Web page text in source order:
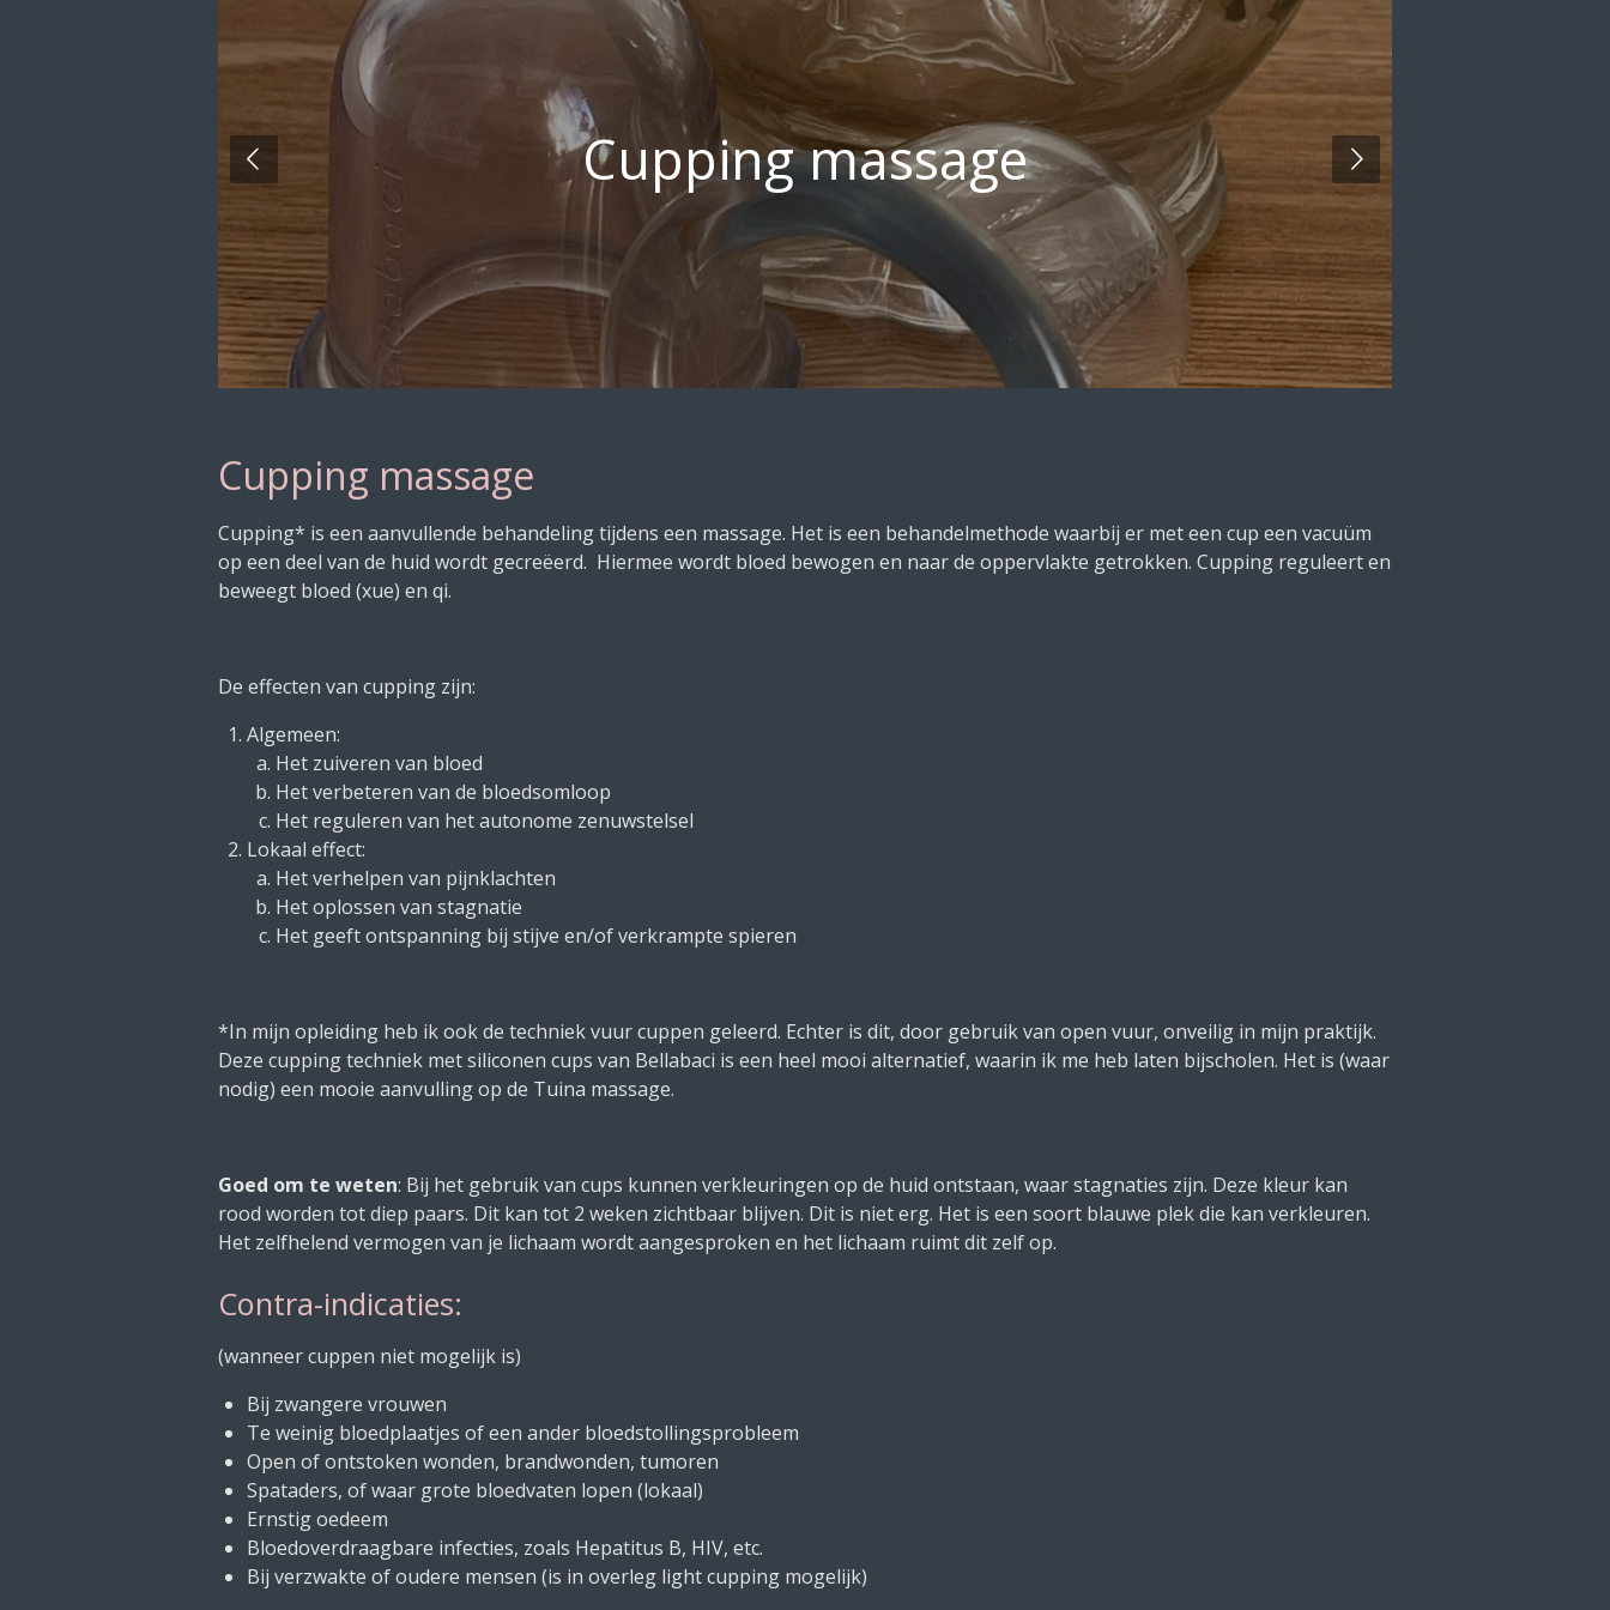
Cupping massage
Cupping massage
Cupping* is een aanvullende behandeling tijdens een massage. Het is een behandelmethode waarbij er met een cup een vacuüm
op een deel van de huid wordt gecreëerd. Hiermee wordt bloed bewogen en naar de oppervlakte getrokken. Cupping reguleert en
beweegt bloed (xue) en qi.
De effecten van cupping zijn:
Algemeen:
Het zuiveren van bloed
Het verbeteren van de bloedsomloop
Het reguleren van het autonome zenuwstelsel
Lokaal effect:
Het verhelpen van pijnklachten
Het oplossen van stagnatie
Het geeft ontspanning bij stijve en/of verkrampte spieren
*In mijn opleiding heb ik ook de techniek vuur cuppen geleerd. Echter is dit, door gebruik van open vuur, onveilig in mijn praktijk.
Deze cupping techniek met siliconen cups van Bellabaci is een heel mooi alternatief, waarin ik me heb laten bijscholen. Het is (waar
nodig) een mooie aanvulling op de Tuina massage.
Goed om te weten: Bij het gebruik van cups kunnen verkleuringen op de huid ontstaan, waar stagnaties zijn. Deze kleur kan
rood worden tot diep paars. Dit kan tot 2 weken zichtbaar blijven. Dit is niet erg. Het is een soort blauwe plek die kan verkleuren.
Het zelfhelend vermogen van je lichaam wordt aangesproken en het lichaam ruimt dit zelf op.
Contra-indicaties:
(wanneer cuppen niet mogelijk is)
Bij zwangere vrouwen
Te weinig bloedplaatjes of een ander bloedstollingsprobleem
Open of ontstoken wonden, brandwonden, tumoren
Spataders, of waar grote bloedvaten lopen (lokaal)
Ernstig oedeem
Bloedoverdraagbare infecties, zoals Hepatitus B, HIV, etc.
Bij verzwakte of oudere mensen (is in overleg light cupping mogelijk)